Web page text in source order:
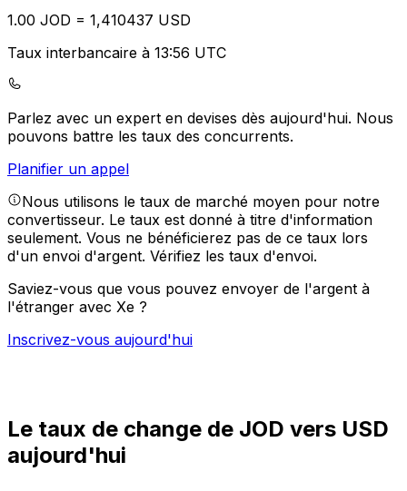
1.00 JOD = 1,410437 USD
Taux interbancaire à 13:56 UTC
Parlez avec un expert en devises dès aujourd'hui. Nous
pouvons battre les taux des concurrents.
Planifier un appel
Nous utilisons le taux de marché moyen pour notre
convertisseur. Le taux est donné à titre d'information
seulement. Vous ne bénéficierez pas de ce taux lors
d'un envoi d'argent. Vérifiez les taux d'envoi.
Saviez-vous que vous pouvez envoyer de l'argent à
l'étranger avec Xe ?
Inscrivez-vous aujourd'hui
Le taux de change de JOD vers USD
aujourd'hui